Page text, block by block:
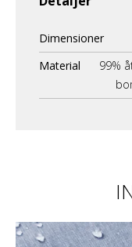
Dimensioner
Material
99%